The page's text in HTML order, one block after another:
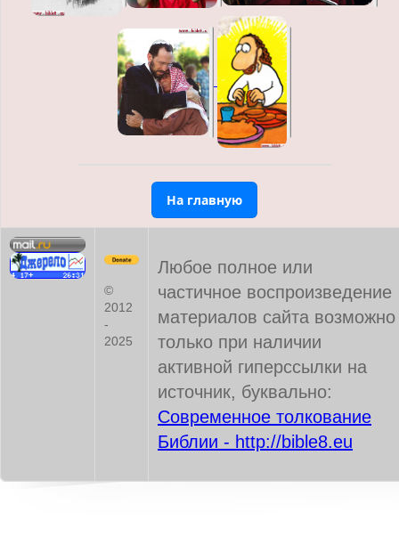
На главную
©
2012
-
2025
Любое полное или
частичное воспроизведение
материалов сайта возможно
только при наличии
активной гиперссылки на
источник, буквально:
Современное толкование
Библии - http://bible8.eu